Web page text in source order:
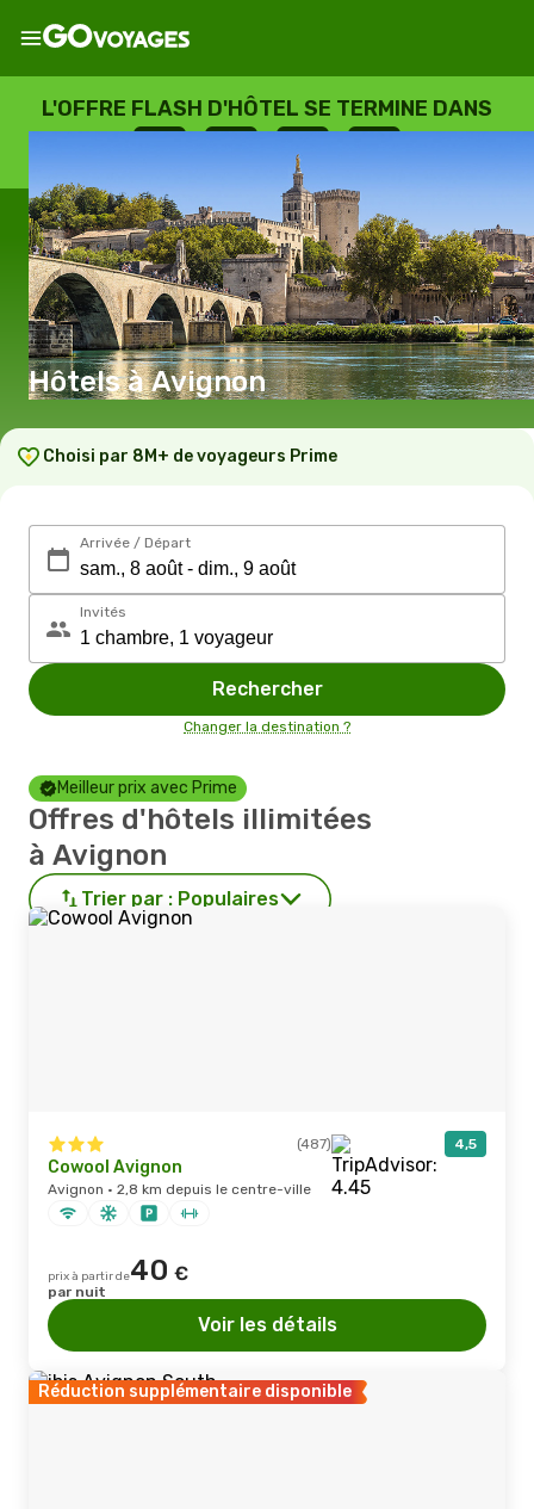
L'OFFRE FLASH D'HÔTEL SE TERMINE DANS
MINUTES
Hôtels à Avignon
Choisi par 8M+ de voyageurs Prime
Arrivée / Départ
Invités
Rechercher
Changer la destination ?
Meilleur prix avec Prime
Offres d'hôtels illimitées
à Avignon
Trier par : Populaires
(487) 4,5
Cowool Avignon
Avignon · 2,8 km depuis le centre-ville
prix à partir de40 €
par nuit
Voir les détails
Réduction supplémentaire disponible